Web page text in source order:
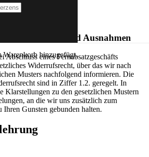
Warenkorb hinzugefügt.
Verbraucher und Ausnahmen
Abschluss eines Fernabsatzgeschäfts
Widerrufsrecht, über das wir nach
Musters nachfolgend informieren. Die
sind in Ziffer 1.2. geregelt. In
Klarstellungen zu den gesetzlichen Mustern
an die wir uns zusätzlich zum
Ihren Gunsten gebunden halten.